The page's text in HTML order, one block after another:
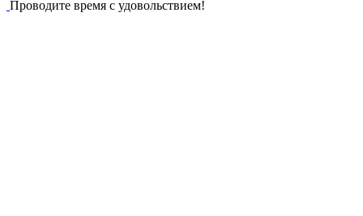
Проводите время с удовольствием!